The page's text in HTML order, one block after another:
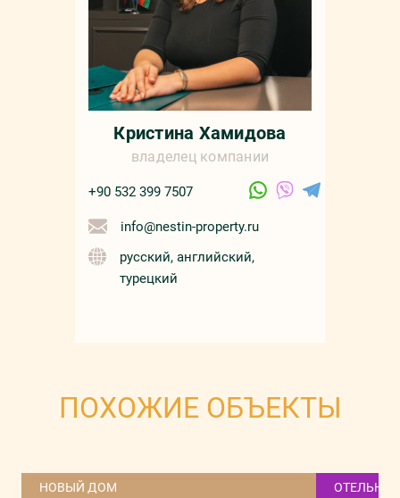
Кристина Хамидова
владелец компании
+90 532 399 7507
info@nestin-property.ru
русский, английский,
турецкий
ПОХОЖИЕ ОБЪЕКТЫ
НОВЫЙ ДОМ